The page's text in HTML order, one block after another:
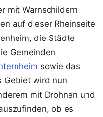
mit Warnschildern
auf dieser Rheinseite
die Städte
Gemeinden
sowie das
Gebiet wird nun
mit Drohnen und
ob es